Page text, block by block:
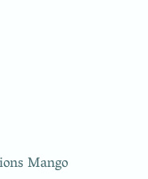
Mango